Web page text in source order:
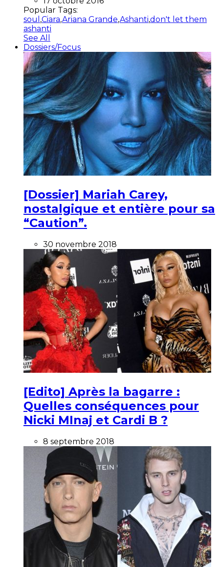
Popular Tags:
soul ,Ciara,Ariana Grande,Ashanti,don't let them
ashanti
See All
Dossiers/Focus
[Dossier] Mariah Carey,
nostalgique et entière pour sa
“Caution”.
30 novembre 2018
[Edito] Après la bagarre :
Quelles conséquences pour
Nicki MInaj et Cardi B ?
8 septembre 2018